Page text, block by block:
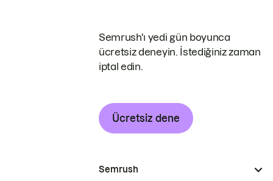
Semrush'ı yedi gün boyunca
ücretsiz deneyin. İstediğiniz zaman
iptal edin.
Ücretsiz dene
Semrush